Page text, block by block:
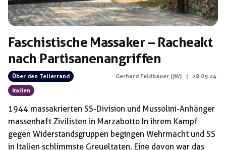
Faschistische Massaker – Racheakt
nach Partisanenangriffen
Über den Tellerrand
Italien
Gerhard Feldbauer (jW) 28.09.24
1944 massakrierten SS-Division und Mussolini-Anhänger
massenhaft Zivilisten in Marzabotto In ihrem Kampf
gegen Widerstandsgruppen begingen Wehrmacht und SS
in Italien schlimmste Greueltaten. Eine davon war das